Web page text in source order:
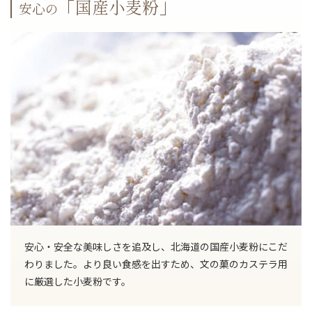
安心の 「国産小麦粉」
安心・安全な美味しさを追及し、北海道の国産小麦粉にこだ
わりました。より良い食感を出すため、文の菓のカステラ用
に厳選した小麦粉です。